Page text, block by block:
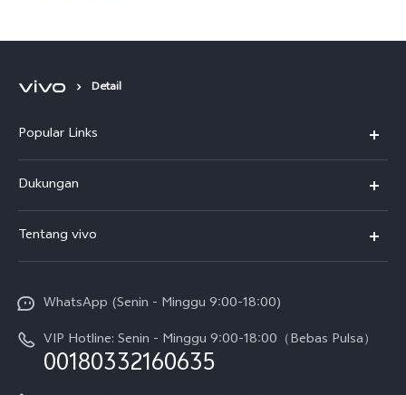
Detail
Popular Links
T5
T5 Pro
V70
V70 FE
Dukungan
Service Center
Funtouch OS
Pembaruan Sistem
Harga Spare Part
Tentang vivo
Sejarah
Berita
WhatsApp (Senin - Minggu 9:00-18:00)
VIP Hotline: Senin - Minggu 9:00-18:00（Bebas Pulsa）
00180332160635